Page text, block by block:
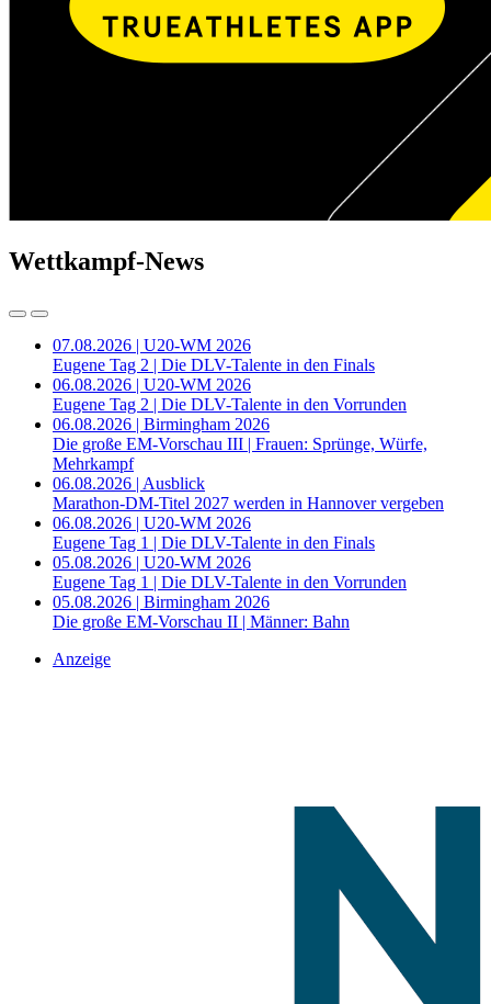
Wettkampf-News
07.08.2026 | U20-WM 2026
Eugene Tag 2 | Die DLV-Talente in den Finals
06.08.2026 | U20-WM 2026
Eugene Tag 2 | Die DLV-Talente in den Vorrunden
06.08.2026 | Birmingham 2026
Die große EM-Vorschau III | Frauen: Sprünge, Würfe,
Mehrkampf
06.08.2026 | Ausblick
Marathon-DM-Titel 2027 werden in Hannover vergeben
06.08.2026 | U20-WM 2026
Eugene Tag 1 | Die DLV-Talente in den Finals
05.08.2026 | U20-WM 2026
Eugene Tag 1 | Die DLV-Talente in den Vorrunden
05.08.2026 | Birmingham 2026
Die große EM-Vorschau II | Männer: Bahn
Anzeige